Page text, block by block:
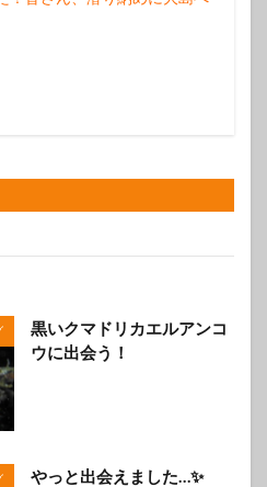
黒いクマドリカエルアンコ
ウに出会う！
やっと出会えました…✨️